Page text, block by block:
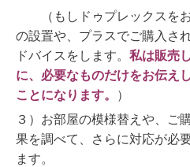
（もしドゥプレックスをお
の設置や、プラスでご購入さ
ドバイスをします。 私は販売
に、必要なものだけをお伝え
ことになります。
）
３）お部屋の模様替えや、ご
果を調べて、さらに対応が必
ます。